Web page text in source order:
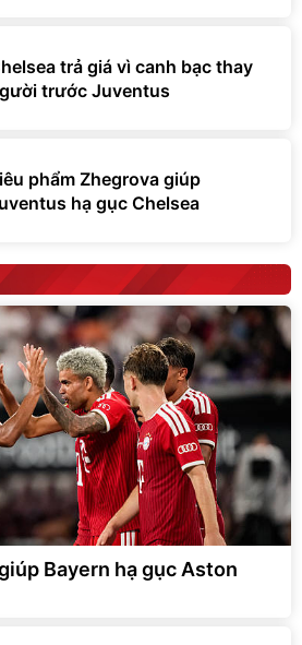
trả giá vì canh bạc thay
trước Juventus
phẩm Zhegrova giúp
hạ gục Chelsea
Bayern hạ gục Aston